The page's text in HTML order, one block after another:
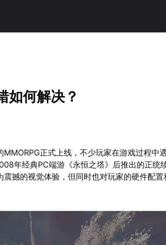
如何解决？
正式上线，不少玩家在游戏过程中
年经典PC端游《永恒之塔》后推出的正统
撼的视觉体验，但同时也对玩家的硬件配